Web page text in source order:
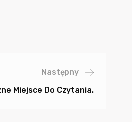
Następny
Miejsce Do Czytania.